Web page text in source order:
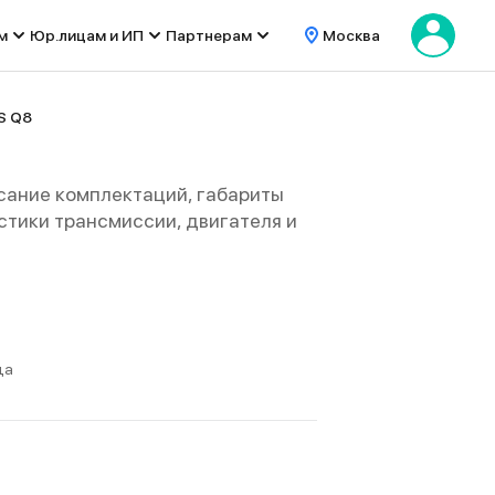
Юр.лицам и ИП Партнерам Москва
Q8
комплектаций, габариты
трансмиссии, двигателя и